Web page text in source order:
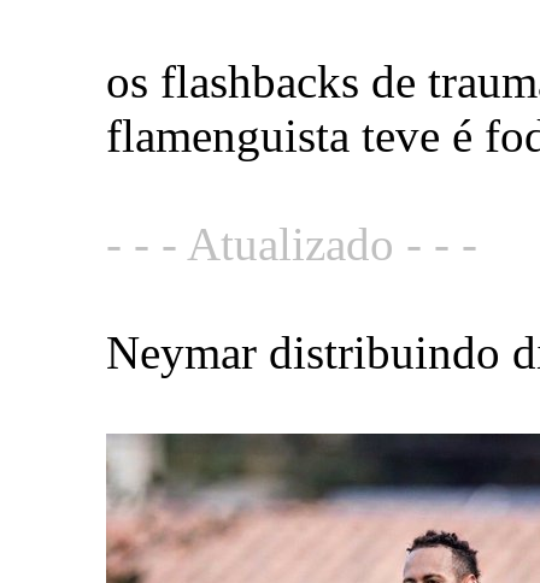
os flashbacks de
flamenguista teve é
- - - Atualizado - - -
Neymar distribuindo